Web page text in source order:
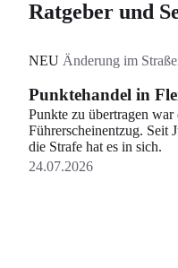
Ratgeber und
NEU Änderung im
Punktehandel in
Punkte zu übertragen
Führerscheinentzug. Seit
die Strafe hat es in sich.
24.07.2026